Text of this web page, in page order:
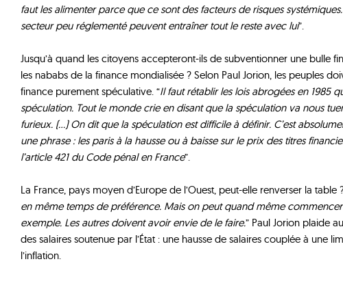
faut les alimenter parce que ce sont des facteurs de risques
secteur peu réglementé peuvent entraîner tout le reste avec lui”.
Jusqu’à quand les citoyens accepteront-ils de subventionner une bulle
les nababs de la finance mondialisée ? Selon Paul Jorion, les peuples
finance purement spéculative. “Il faut rétablir les lois abrogées en 1985
spéculation. Tout le monde crie en disant que la spéculation va nous
furieux. (...) On dit que la spéculation est difficile à définir. C’est
une phrase : les paris à la hausse ou à baisse sur le prix des titres
l’article 421 du Code pénal en France”.
La France, pays moyen d’Europe de l’Ouest, peut-elle renverser la table
en même temps de préférence. Mais on peut quand même commencer
exemple. Les autres doivent avoir envie de le faire.” Paul Jorion plaide
des salaires soutenue par l’État : une hausse de salaires couplée à une
l’inflation.